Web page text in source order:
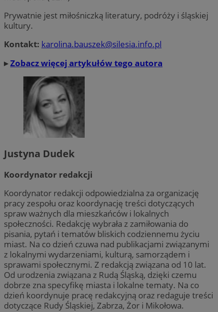
Prywatnie jest miłośniczką literatury, podróży i śląskiej
kultury.
Kontakt: karolina.bauszek@silesia.info.pl
▸Zobacz więcej artykułów tego autora
Justyna Dudek
Koordynator redakcji
Koordynator redakcji odpowiedzialna za organizację
pracy zespołu oraz koordynację treści dotyczących
spraw ważnych dla mieszkańców i lokalnych
społeczności. Redakcję wybrała z zamiłowania do
pisania, pytań i tematów bliskich codziennemu życiu
miast. Na co dzień czuwa nad publikacjami związanymi
z lokalnymi wydarzeniami, kulturą, samorządem i
sprawami społecznymi. Z redakcją związana od 10 lat.
Od urodzenia związana z Rudą Śląską, dzięki czemu
dobrze zna specyfikę miasta i lokalne tematy. Na co
dzień koordynuje pracę redakcyjną oraz redaguje treści
dotyczące Rudy Śląskiej, Zabrza, Żor i Mikołowa.